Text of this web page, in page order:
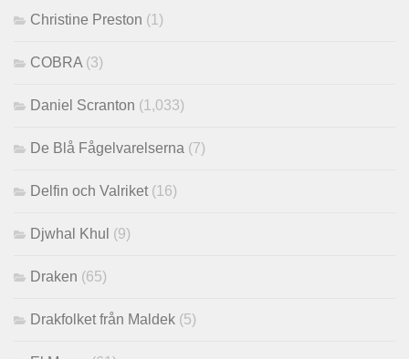
Christine Preston (1)
COBRA (3)
Daniel Scranton (1,033)
De Blå Fågelvarelserna (7)
Delfin och Valriket (16)
Djwhal Khul (9)
Draken (65)
Drakfolket från Maldek (5)